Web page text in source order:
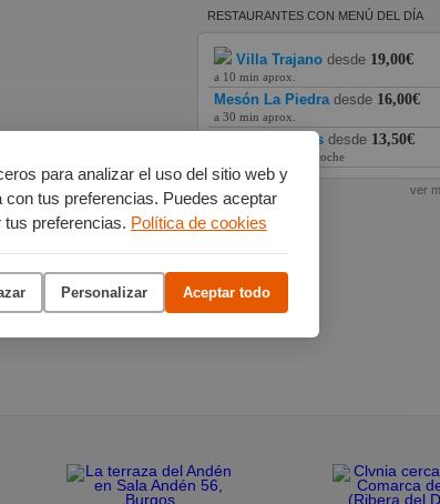
para analizar el uso del sitio web y
tus preferencias. Puedes aceptar
preferencias. Política de cookies
Personalizar Aceptar todo
RESTAURANTES CON MENÚ DEL DÍA
Villa Trajano desde 19,00€
a 10 min aprox.
Mesón La Piedra desde 16,00€
a 30 min aprox.
Hotel Las Vegas desde 13,50€
a 11 min aprox. en coche
ver